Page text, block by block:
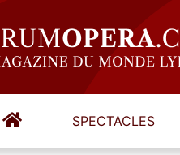
SPECTACLES